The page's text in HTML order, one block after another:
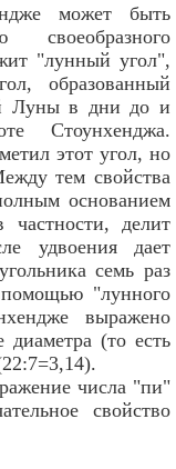
может быть
"лунный угол",
образованный
Луны в дни до и
Стоунхенджа.
этот угол, но
тем свойства
основанием
делит
удвоения дает
семь раз
"лунного
выражено
(то есть
числа "пи"
свойство